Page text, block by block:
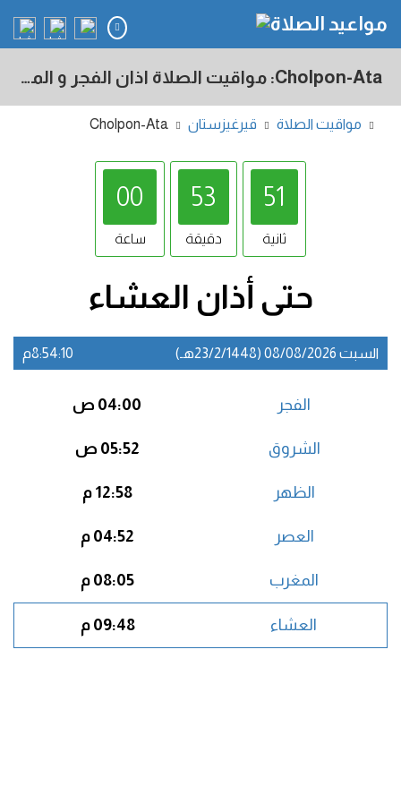
Cholpon-Ata: مواقيت الصلاة اذان الفجر و المغرب في اليوم - قيرغيزستان
مواقيت الصلاة قيرغيزستان Cholpon-Ata
00
ساعة
53
دقيقة
50
ثانية
حتى أذان العشاء
السبت 08/08/2026 (23/2/1448هـ) 8:54:10م
الفجر 04:00 ص
الشروق 05:52 ص
الظهر 12:58 م
العصر 04:52 م
المغرب 08:05 م
العشاء 09:48 م